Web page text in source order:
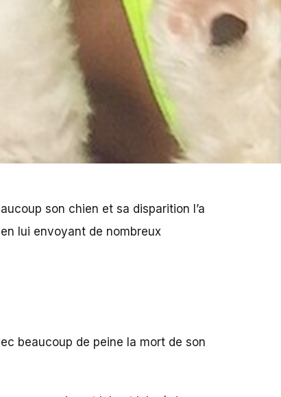
son chien et sa disparition l’a
lui envoyant de nombreux
beaucoup de peine la mort de son